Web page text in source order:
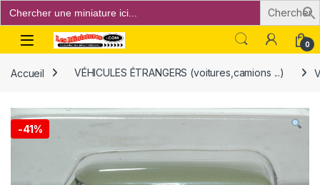
Search
for:
Open 0
Accueil VÉHICULES ÉTRANGERS (voitures,camions ...)
-41%